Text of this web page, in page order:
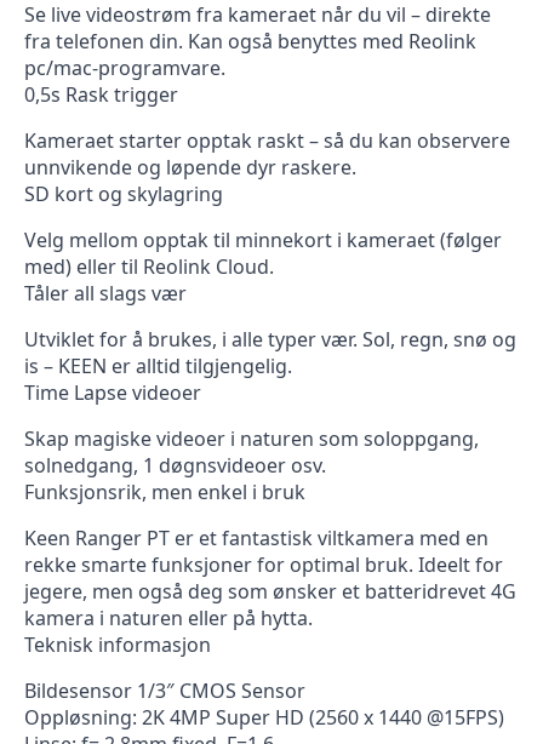
Se live videostrøm fra kameraet når du vil – direkte
fra telefonen din. Kan også benyttes med Reolink
pc/mac-programvare.
0,5s Rask trigger
Kameraet starter opptak raskt – så du kan observere
unnvikende og løpende dyr raskere.
SD kort og skylagring
Velg mellom opptak til minnekort i kameraet (følger
med) eller til Reolink Cloud.
Tåler all slags vær
Utviklet for å brukes, i alle typer vær. Sol, regn, snø og
is – KEEN er alltid tilgjengelig.
Time Lapse videoer
Skap magiske videoer i naturen som soloppgang,
solnedgang, 1 døgnsvideoer osv.
Funksjonsrik, men enkel i bruk
Keen Ranger PT er et fantastisk viltkamera med en
rekke smarte funksjoner for optimal bruk. Ideelt for
jegere, men også deg som ønsker et batteridrevet 4G
kamera i naturen eller på hytta.
Teknisk informasjon
Bildesensor 1/3″ CMOS Sensor
Oppløsning: 2K 4MP Super HD (2560 x 1440 @15FPS)